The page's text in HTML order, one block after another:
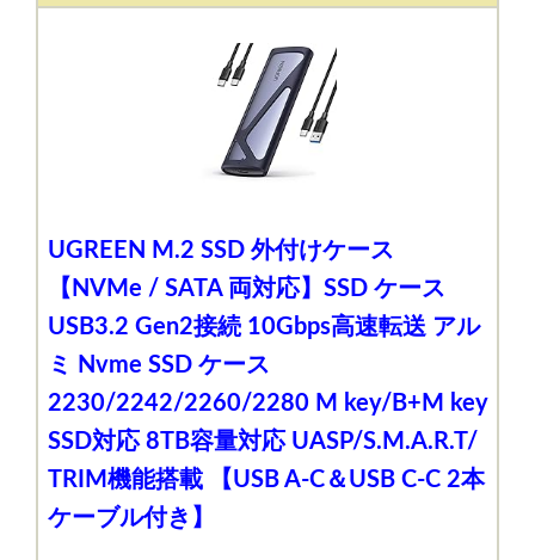
UGREEN M.2 SSD 外付けケース
【NVMe / SATA 両対応】SSD ケース
USB3.2 Gen2接続 10Gbps高速転送 アル
ミ Nvme SSD ケース
2230/2242/2260/2280 M key/B+M key
SSD対応 8TB容量対応 UASP/S.M.A.R.T/
TRIM機能搭載 【USB A-C＆USB C-C 2本
ケーブル付き】